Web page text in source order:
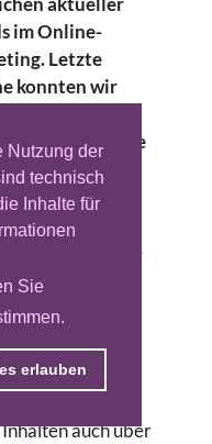
Nutzung der
technisch
Inhalte für
Sie
erlauben
im Online-
Letzte
konnten wir
dass große
Focus Online
ein
Bildern
Video-
und
auch über